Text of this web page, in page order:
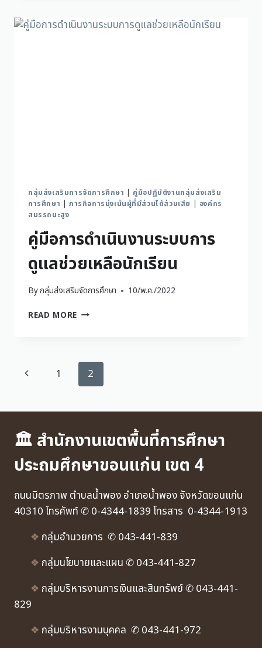
กลุ่มส่งเสริมการจัดการศึกษา | คู่มือปฏิบัติงานกลุ่มส่งเสริม
การศึกษา | ภารกิจการมุ่งเน้นผู้ที่มีส่วนได้ส่วนเสีย | องค์กร
สมรรถนะสูง
คู่มือการดำเนินงานระบบการ
ดูแลช่วยเหลือนักเรียน
Byกลุ่มส่งเสริมจัดการศึกษา 10/พ.ค./2022
READ MORE
1 2
🏛 สำนักงานเขตพื้นที่การศึกษา
ประถมศึกษาขอนแก่น เขต 4
ถนนมิตรภาพ ตำบลน้ำพอง อำเภอน้ำพอง จังหวัดขอนแก่น
40310 โทรศัพท์ ✆ 0-4344-1839 โทรสาร 0-4344-1913
❖ กลุ่มอำนวยการ ✆ 043-441-839
❖ กลุ่มนโยบายและแผน ✆ 043-441-827
❖ กลุ่มบริหารงานการเงินและสินทรัพย์ ✆ 043-441-
829
❖ กลุ่มบริหารงานบุคคล ✆ 043-441-972